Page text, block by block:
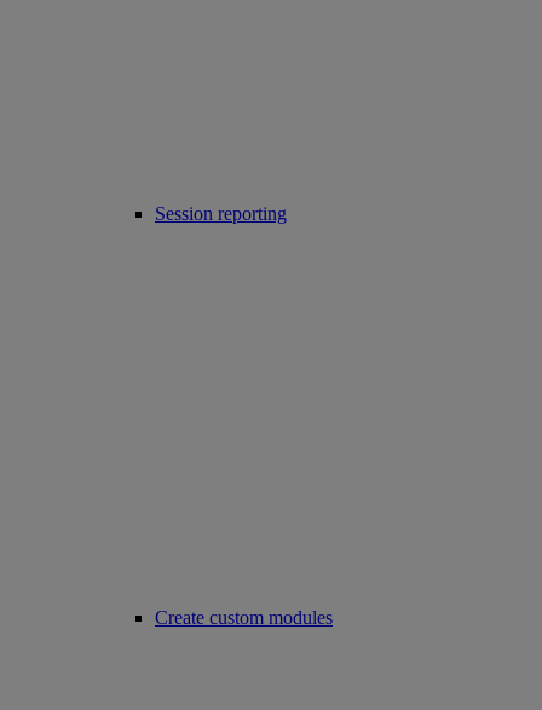
Session reporting
Create custom modules